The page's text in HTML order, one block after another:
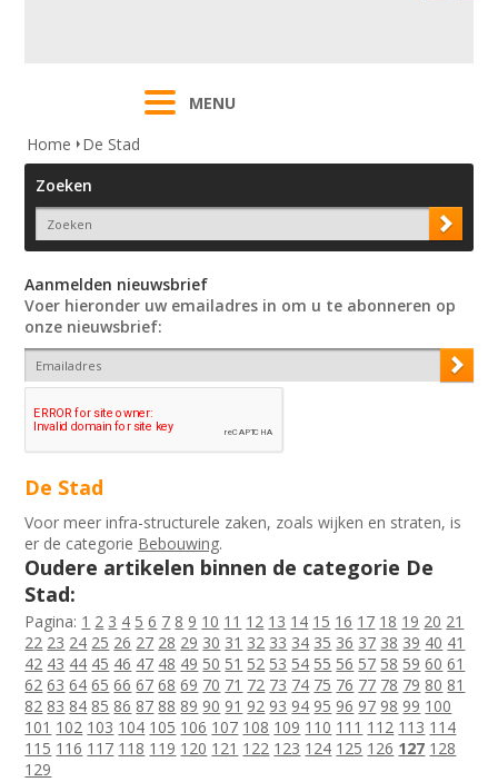
MENU
Home
De Stad
Zoeken
Aanmelden nieuwsbrief
Voer hieronder uw emailadres in om u te abonneren op
onze nieuwsbrief:
De Stad
Voor meer infra-structurele zaken, zoals wijken en straten, is
er de categorie Bebouwing.
Oudere artikelen binnen de categorie De
Stad:
Pagina: 1 2 3 4 5 6 7 8 9 10 11 12 13 14 15 16 17 18 19 20 21
22 23 24 25 26 27 28 29 30 31 32 33 34 35 36 37 38 39 40 41
42 43 44 45 46 47 48 49 50 51 52 53 54 55 56 57 58 59 60 61
62 63 64 65 66 67 68 69 70 71 72 73 74 75 76 77 78 79 80 81
82 83 84 85 86 87 88 89 90 91 92 93 94 95 96 97 98 99 100
101 102 103 104 105 106 107 108 109 110 111 112 113 114
115 116 117 118 119 120 121 122 123 124 125 126 127 128
129